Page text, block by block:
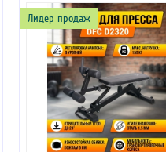
Лидер продаж